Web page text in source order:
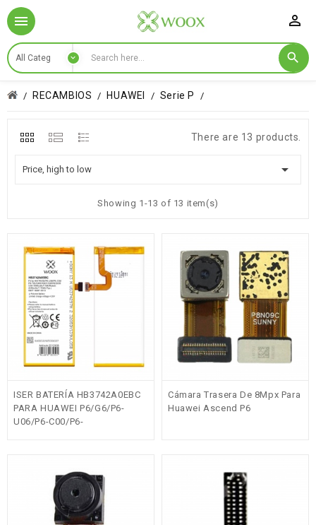

RECAMBIOS HUAWEI Serie P
There are 13 products.
Price, high to low 
Showing 1-13 of 13 item(s)
ISER BATERÍA HB3742A0EBC
PARA HUAWEI P6/G6/P6-
U06/P6-C00/P6-
Cámara Trasera De 8Mpx Para
Huawei Ascend P6